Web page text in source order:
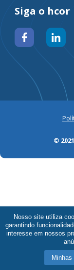
Siga o hcor
©
Nosso site utiliza
garantindo
interesse em nossos
Minhas